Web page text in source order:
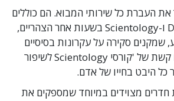
העברת כל שירותי המבוא. הם כוללים
סמינרים של Dianetics ו-Scientology בשעות אחר הצהריים,
שמקנים סקירה על עקרונות בסיסיים
ויישומם בחיים, כמו גם קשת של 'קורסי Scientology לשיפור
כל היבט בחייו של אדם.
חדרים מצוידים במיוחד שמספקים את